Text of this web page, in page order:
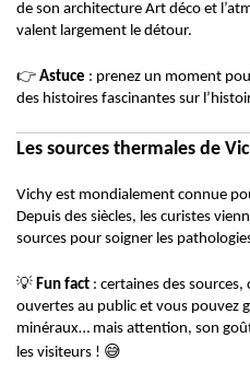
de son architecture Art déco et
valent largement le détour.
👉 Astuce : prenez un moment
des histoires fascinantes sur
Les sources thermales de
Vichy est mondialement connue
Depuis des siècles, les curistes
sources pour soigner les
💡 Fun fact : certaines des
ouvertes au public et vous pouvez
minéraux… mais attention, son
les visiteurs ! 😅